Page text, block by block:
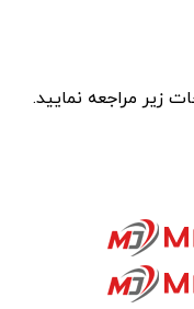
مراجعه نمایید.